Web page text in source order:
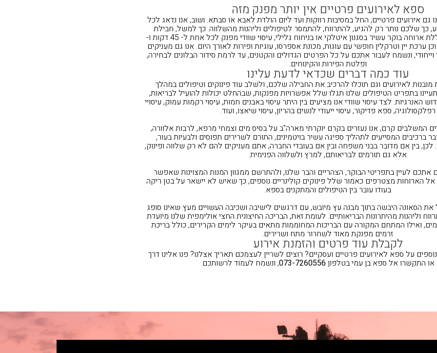
ספא לאירועים פרטיים אין יותר מפנק מזה
גם אירועים פרטיים, החל במסיבות רווקות ועד ליום הולדת לאבא או סבתא. ושוב, אנו נדאג לכל
כך שלכם נותר רק להגיע, להתרווח, להתמסר לטיפולים וליהנות מהשלווה. כך למשל, חבילת
מסיבת הרווקות שלנו כוללת ארוחה בוקר עשיר בסגנון איטלקי או בניחוח גלילי, עיסוי שוודי מפנק לכל אחת ל- 45 דקות ו-
וכן ערכת יין וטרקלין חופשי עם עוגות, מכונת אספרסו, עוגיות ופירות לאורך היום. אנו גם מעניקים
ונשמח לעבור אתכם על כל הפרטים הגדולים והקטנים, עד לרמת סידור הבלונים לבחירה,
ופלטת הפירות והקינוחים.
עוד כמה דברים שכדאי לדעת עלינו
מובנות לאירועים וגם תוכלו להרכיב את החבילה שלכם, ולשלב עוד פינוקים וטיפולים במהלך
בתפריט הטיפולים שלנו תגלו שלל אפשרויות מפנקות, שבהחלט יכולות להועיל לבריאות,
האנרגיות. לצד עיסוי שוודי אנו מציעים בין היתר עיסוי באבנים חמות, עיסוי רקמות עמוק, עיסויי
רפלקסולוגיה, ספא פדיקור, עיסוי ייעודי לנשים בהריון, עיסוי שיאצו, ועוד.
המשלבים קרם, אנו נעזרים בקרם יוקרתי מארה"ב על בסיס מים וצמחי מרפא, לרבות אלוורה,
ברכיבים המסייעים לתהליך ספיגה עשיר בויטמינים, התורם לשרירים תפוסים ולבעיות בעור,
בין אם מדובר בבני משפחה ובין אם בעובדי החברה, אתם מעניקים להם לא רק שלווה ופינוק,
אלא גם תורמים לבריאותם, למרץ ולשלווה הפנימית.
אתכם לעיין בתפריטי הבוקר, הצהריים והבר שלנו, ולהתרשם ממגוון המנות המצוינות שאפשר
אל הארוחות מצטרפים כאמור שלל פינוקים קולינריים נוספים, כך שאיש לא יישאר על בטן ריקה
בעודו עובר בין הטיפולים והמתקנים בספא.
הסאונה היבשה בתוך מבנה עץ מיובש, עם דרגשים לישיבה ושכיבה העשויים מעץ שאינו סופג
וליהנות מהיתרונות הבריאותיים. לעומת זאת, הבריכה החיצונית החצי אולימפית שלנו מיועדת
ואילו המתחם המקורה עם הבריכות המחוממות מתאים בעיקר לימים הקרירים, כולל בריכת
זרמים מפנקת מאוד לשחרור מתח ושרירים.
לקבלת עוד פרטים והזמנת אירוע
על ספא לאירועים פרטיים ועסקיים? רוצים לשריין לעצמכם תאריך אצלנו? פנו אלינו דרך
התקשרו אל ספא בן עמי בטלפון073-7260556, ונשמח לעמוד לרשותכם.